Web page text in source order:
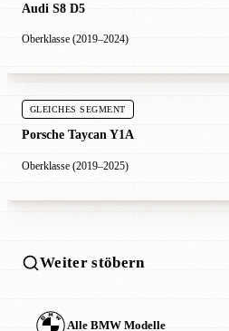
Audi S8 D5
Oberklasse (2019–2024)
GLEICHES SEGMENT
Porsche Taycan Y1A
Oberklasse (2019–2025)
Weiter stöbern
Alle BMW Modelle